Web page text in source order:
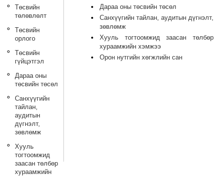
Төсвийн
төлөвлөлт
Төсвийн
орлого
Төсвийн
гүйцэтгэл
Дараа оны
төсвийн төсөл
Санхүүгийн
тайлан,
аудитын
дүгнэлт,
зөвлөмж
Хууль
тогтоомжид
заасан төлбөр
хураамжийн
Дараа оны төсвийн төсөл
Санхүүгийн тайлан, аудитын дүгнэлт,
зөвлөмж
Хууль тогтоомжид заасан төлбөр
хураамжийн хэмжээ
Орон нутгийн хөгжлийн сан